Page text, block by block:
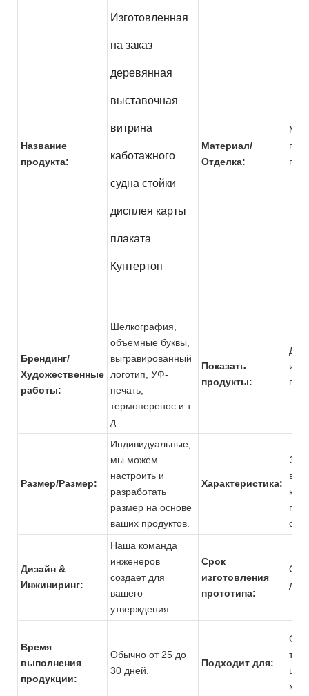
Название
продукта:
Изготовленная
на заказ
деревянная
выставочная
витрина
каботажного
судна стойки
дисплея карты
плаката
Кунтертоп
Материал/
Отделка:
Брендинг/
Художественные
работы:
Шелкография,
объемные буквы,
выгравированный
логотип, УФ-
печать,
термоперенос и т.
д.
Показать
продукты:
и
Размер/Размер:
Индивидуальные,
мы можем
настроить и
разработать
размер на основе
ваших продуктов.
Характеристика:
Дизайн &
Инжиниринг:
Наша команда
инженеров
создает для
вашего
утверждения.
Срок
изготовления
прототипа:
до
Время
выполнения
продукции:
Обычно от 25 до
30 дней.
Подходит для: